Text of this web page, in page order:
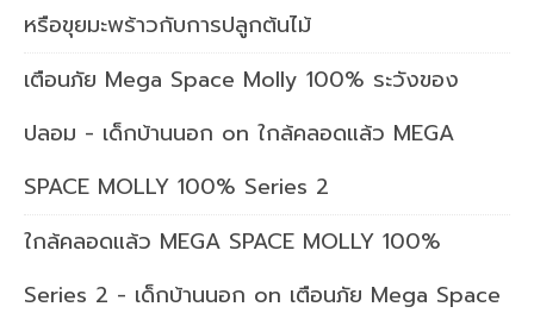
หรือขุยมะพร้าวกับการปลูกต้นไม้
เตือนภัย Mega Space Molly 100% ระวังของ
ปลอม - เด็กบ้านนอก on ใกล้คลอดแล้ว MEGA
SPACE MOLLY 100% Series 2
ใกล้คลอดแล้ว MEGA SPACE MOLLY 100%
Series 2 - เด็กบ้านนอก on เตือนภัย Mega Space